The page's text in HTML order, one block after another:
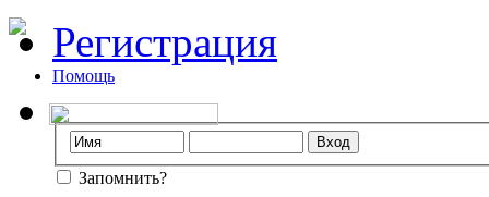
Регистрация
Помощь
Запомнить?